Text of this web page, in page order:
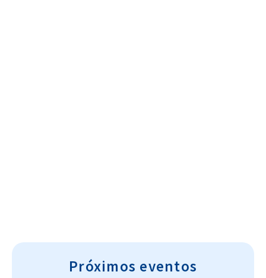
Próximos eventos